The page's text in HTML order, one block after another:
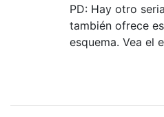
PD: Hay otro
también ofrece
esquema. Vea el